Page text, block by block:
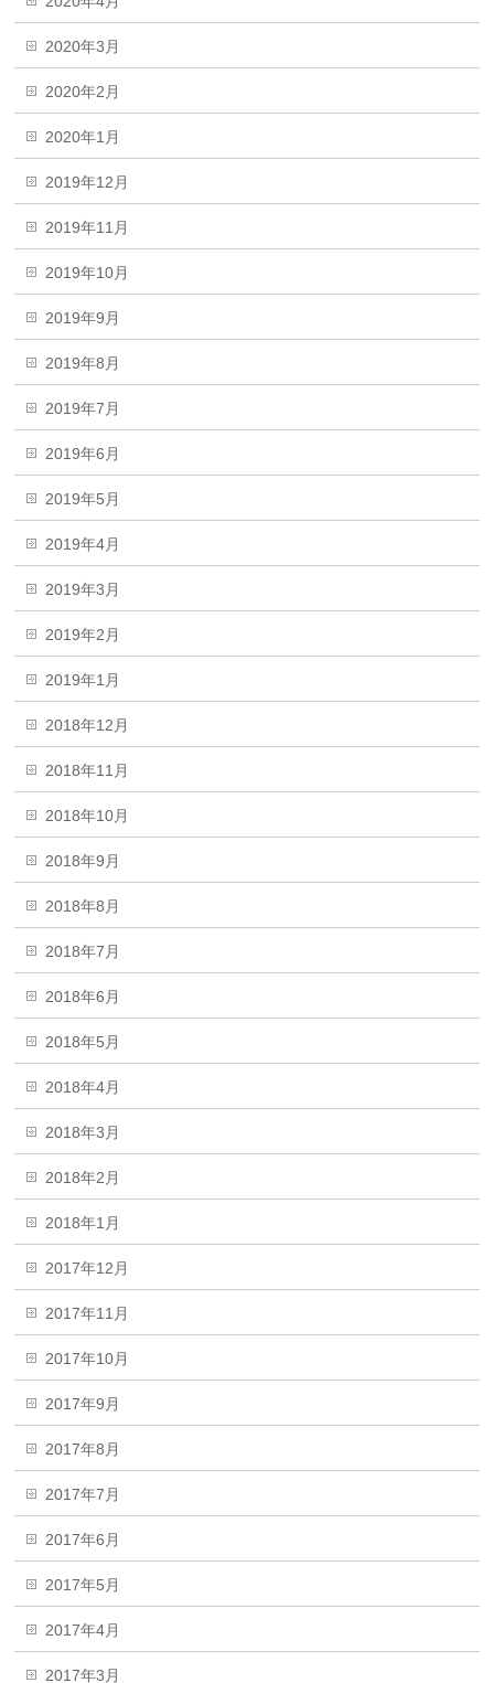
2020年3月
2020年2月
2020年1月
2019年12月
2019年11月
2019年10月
2019年9月
2019年8月
2019年7月
2019年6月
2019年5月
2019年4月
2019年3月
2019年2月
2019年1月
2018年12月
2018年11月
2018年10月
2018年9月
2018年8月
2018年7月
2018年6月
2018年5月
2018年4月
2018年3月
2018年2月
2018年1月
2017年12月
2017年11月
2017年10月
2017年9月
2017年8月
2017年7月
2017年6月
2017年5月
2017年4月
2017年3月